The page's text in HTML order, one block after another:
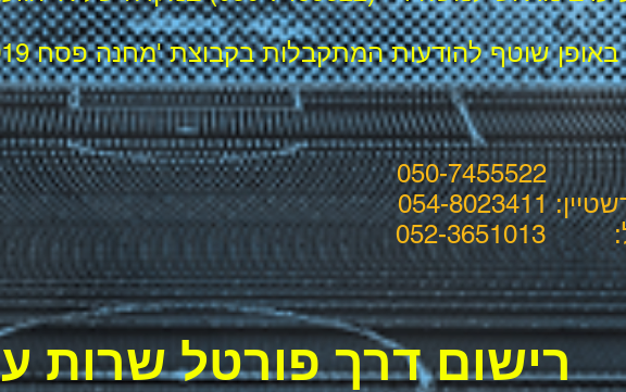
שוטף להודעות המתקבלות בקבוצת 'מחנה פסח 2019' ב'ווטס-אפ'.
7455522
8023411
3651013
רישום דרך פורטל שרות